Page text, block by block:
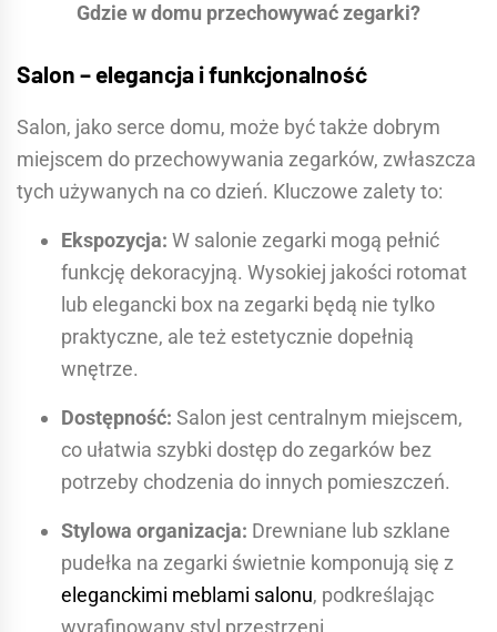
Gdzie w domu przechowywać zegarki?
Salon – elegancja i funkcjonalność
Salon, jako serce domu, może być także dobrym
miejscem do przechowywania zegarków, zwłaszcza
tych używanych na co dzień. Kluczowe zalety to:
Ekspozycja: W salonie zegarki mogą pełnić
funkcję dekoracyjną. Wysokiej jakości rotomat
lub elegancki box na zegarki będą nie tylko
praktyczne, ale też estetycznie dopełnią
wnętrze.
Dostępność: Salon jest centralnym miejscem,
co ułatwia szybki dostęp do zegarków bez
potrzeby chodzenia do innych pomieszczeń.
Stylowa organizacja: Drewniane lub szklane
pudełka na zegarki świetnie komponują się z
eleganckimi meblami salonu, podkreślając